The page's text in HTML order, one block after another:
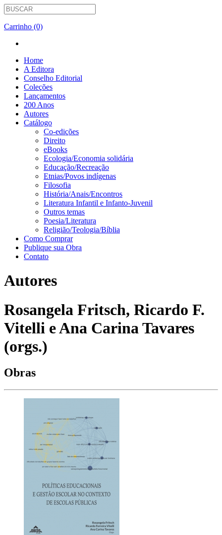
Carrinho (0)
Home
A Editora
Conselho Editorial
Coleções
Lançamentos
200 Anos
Autores
Catálogo
Co-edições
Direito
eBooks
Ecologia/Economia solidária
Educação/Recreação
Etnias/Povos indígenas
Filosofia
História/Anais/Encontros
Literatura Infantil e Infanto-Juvenil
Outros temas
Poesia/Literatura
Religião/Teologia/Bíblia
Como Comprar
Publique sua Obra
Contato
Autores
Rosangela Fritsch, Ricardo F.
Vitelli e Ana Carina Tavares
(orgs.)
Obras